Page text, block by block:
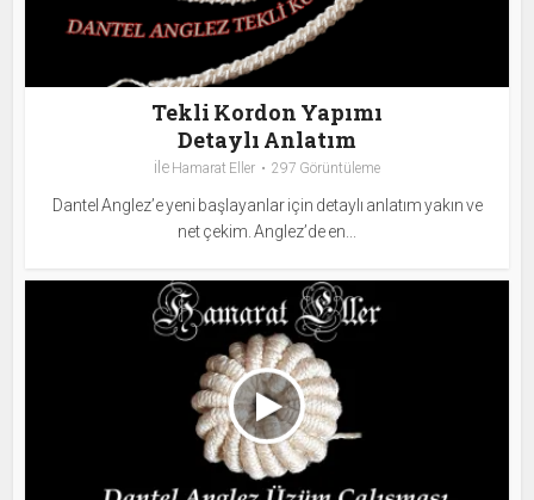
Tekli Kordon Yapımı
Detaylı Anlatım
ile Hamarat Eller 297 Görüntüleme
Dantel Anglez’e yeni başlayanlar için detaylı anlatım yakın ve
net çekim. Anglez’de en...